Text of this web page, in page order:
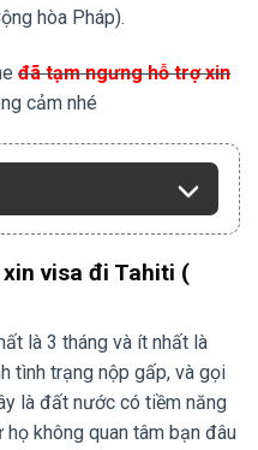
hòa Pháp).
đã tạm ngưng hỗ trợ xin
cảm nhé
visa đi Tahiti (
là 3 tháng và ít nhất là
tình trạng nộp gấp, và gọi
là đất nước có tiềm năng
không quan tâm bạn đâu